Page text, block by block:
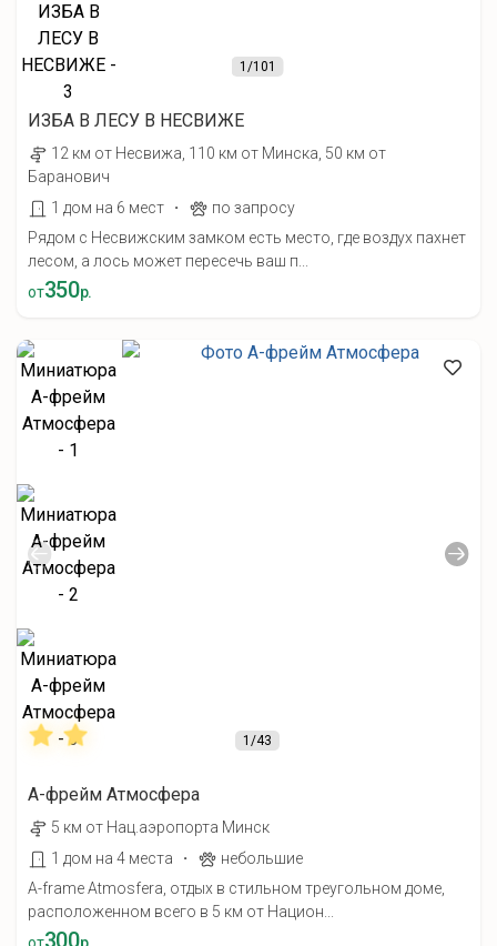
1 /101
ИЗБА В ЛЕСУ В НЕСВИЖЕ
12 км от Несвижа, 110 км от Минска, 50 км от
Баранович
1 дом на 6 мест
·
по запросу
Рядом с Несвижским замком есть место, где воздух пахнет
лесом, а лось может пересечь ваш п...
от350р.
1/43
А-фрейм Атмосфера
5 км от Нац.аэропорта Минск
1 дом на 4 места
·
небольшие
A-frame Atmosfera, отдых в стильном треугольном доме,
расположенном всего в 5 км от Национ...
300